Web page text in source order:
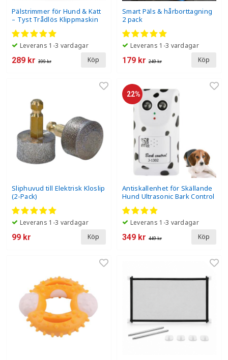
Pälstrimmer för Hund & Katt
– Tyst Trådlös Klippmaskin
Leverans 1-3 vardagar
289 kr 399 kr Köp
Smart Päls & hårborttagning
2 pack
Leverans 1-3 vardagar
179 kr 249 kr Köp
Sliphuvud till Elektrisk Kloslip
(2-Pack)
Leverans 1-3 vardagar
99 kr Köp
22%
Antiskallenhet för Skällande
Hund Ultrasonic Bark Control
Leverans 1-3 vardagar
349 kr 449 kr Köp